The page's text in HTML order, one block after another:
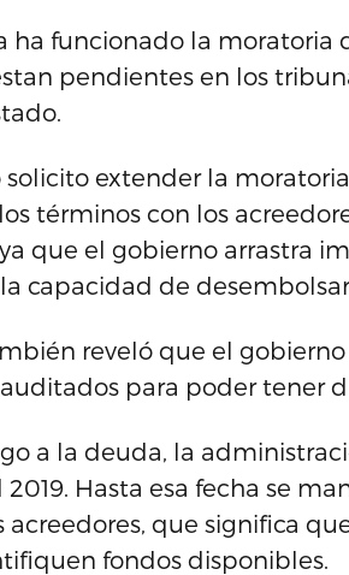
ha funcionado la moratoria
pendientes en los
solicito extender la
términos con los
que el gobierno arrastra
capacidad de
reveló que el
para poder tener
a la deuda, la
2019. Hasta esa fecha se
acreedores, que significa
fondos disponibles.